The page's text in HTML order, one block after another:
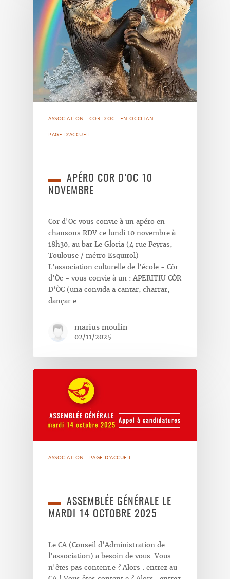
ASSOCIATION COR D’OC EN OCCITAN
PAGE D'ACCUEIL
APÉRO COR D’OC 10
NOVEMBRE
Cor d'Oc vous convie à un apéro en
chansons RDV ce lundi 10 novembre à
18h30, au bar Le Gloria (4 rue Peyras,
Toulouse / métro Esquirol)
L'association culturelle de l'école - Còr
d'Òc - vous convie à un : APERITIU CÒR
D'ÒC (una convida a cantar, charrar,
dançar e…
marius moulin
02/11/2025
ASSOCIATION PAGE D'ACCUEIL
ASSEMBLÉE GÉNÉRALE LE
MARDI 14 OCTOBRE 2025
Le CA (Conseil d'Administration de
l'association) a besoin de vous. Vous
n'êtes pas content.e ? Alors : entrez au